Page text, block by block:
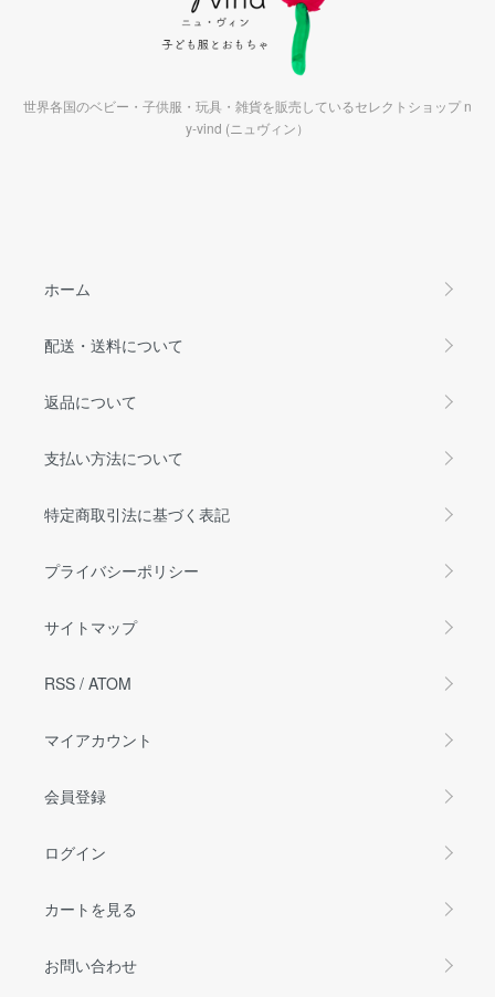
世界各国のベビー・子供服・玩具・雑貨を販売しているセレクトショップ n
y-vind (ニュヴィン）
ホーム
配送・送料について
返品について
支払い方法について
特定商取引法に基づく表記
プライバシーポリシー
サイトマップ
RSS / ATOM
マイアカウント
会員登録
ログイン
カートを見る
お問い合わせ